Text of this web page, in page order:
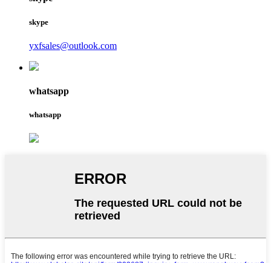
skype
yxfsales@outlook.com
whatsapp
whatsapp